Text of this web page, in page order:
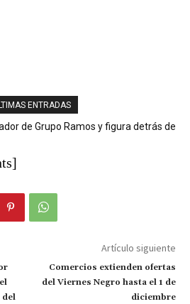
ENTRADAS
de Grupo Ramos y figura detrás de
del
Artículo siguiente
Comercios extienden ofertas
del Viernes Negro hasta el 1 de
diciembre